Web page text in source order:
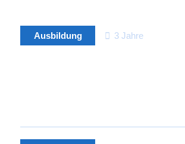
Ausbildung 3 Jahre